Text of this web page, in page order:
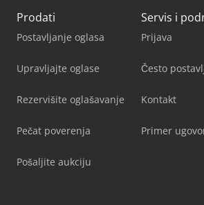
Prodati
Postavljanje oglasa
Upravljajte oglase
Rezervišite oglašavanje
Pečat poverenja
Pošaljite aukciju
Servis i
Prijava
Često
Kontakt
Primer